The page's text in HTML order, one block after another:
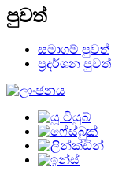
පුවත්
සමාගම් පුවත්
ප්‍රදර්ශන පුවත්